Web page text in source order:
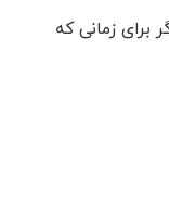
برای زمانی که